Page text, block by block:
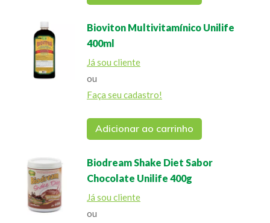
Bioviton Multivitamínico Unilife
400ml
Já sou cliente
ou
Faça seu cadastro!
Adicionar ao carrinho
Biodream Shake Diet Sabor
Chocolate Unilife 400g
Já sou cliente
ou